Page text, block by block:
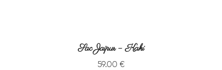
Sac Jaipur – Kaki
59.00 €